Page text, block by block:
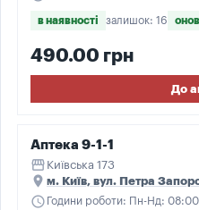
в наявності залишок: 16
490.00 грн
До
Аптека 9-1-1
storefront Київська 173
place м. Київ, вул. Петра
schedule Години роботи: Пн-Нд: